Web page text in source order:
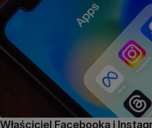
Właściciel Facebooka i